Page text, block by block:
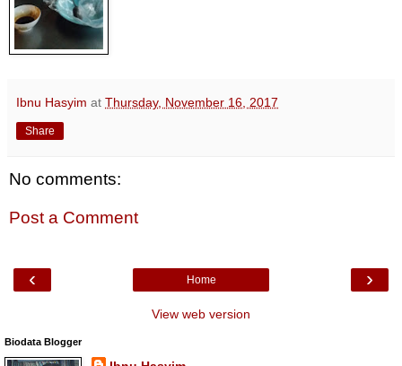
Ibnu Hasyim at Thursday, November 16, 2017
Share
No comments:
Post a Comment
‹ ›
Home
View web version
Biodata Blogger